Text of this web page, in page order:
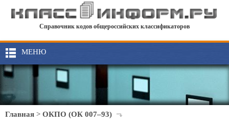
Справочник кодов общероссийских классификаторов
МЕНЮ
Главная > ОКПО (ОК 007–93)